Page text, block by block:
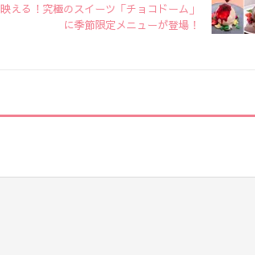
映える！究極のスイーツ「チョコドーム」
に季節限定メニューが登場！